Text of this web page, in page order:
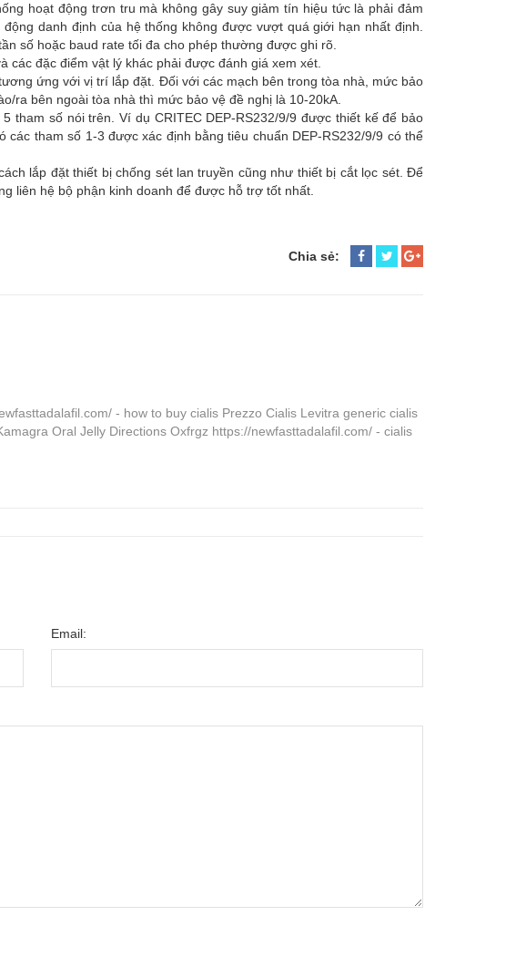
hoạt động trơn tru mà không gây suy giảm tín hiệu tức là phải đảm
danh định của hệ thống không được vượt quá giới hạn nhất định.
số hoặc baud rate tối đa cho phép thường được ghi rõ.
đặc điểm vật lý khác phải được đánh giá xem xét.
ứng với vị trí lắp đặt. Đối với các mạch bên trong tòa nhà, mức bảo
ra bên ngoài tòa nhà thì mức bảo vệ đề nghị là 10-20kA.
tham số nói trên. Ví dụ CRITEC DEP-RS232/9/9 được thiết kế để bảo
các tham số 1-3 được xác định bằng tiêu chuẩn DEP-RS232/9/9 có thể
lắp đặt thiết bị chống sét lan truyền cũng như thiết bị cắt lọc sét. Để
liên hệ bộ phận kinh doanh để được hỗ trợ tốt nhất.
Chia sẻ:
- how to buy cialis Prezzo Cialis Levitra generic cialis
Oral Jelly Directions Oxfrgz https://newfasttadalafil.com/ - cialis
Email: